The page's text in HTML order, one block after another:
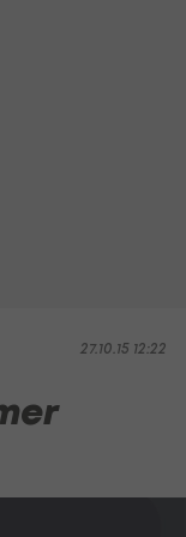
27.10.15 12:22